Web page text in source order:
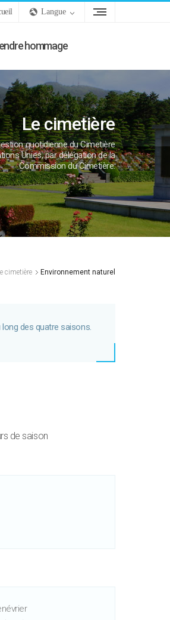
Langue
hommage
Le cimetière
quotidienne du Cimetière
Unies, par délégation de la
Commission du Cimetière.
cimetière Environnement naturel
des quatre saisons.
de saison